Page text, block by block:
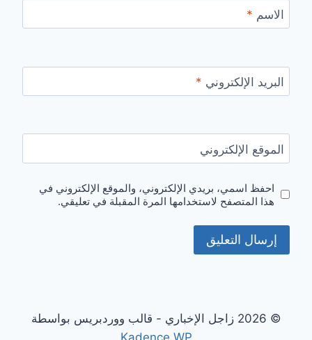
الاسم *
البريد الإلكتروني *
الموقع الإلكتروني
احفظ اسمي، بريدي الإلكتروني، والموقع الإلكتروني في
هذا المتصفح لاستخدامها المرة المقبلة في تعليقي.
© 2026 زاجل الإخباري - قالب ووردبريس بواسطة